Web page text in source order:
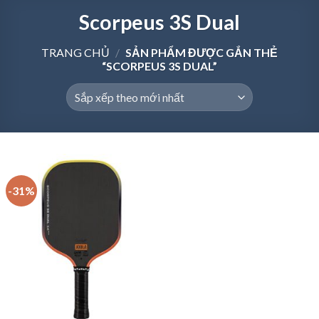
Scorpeus 3S Dual
TRANG CHỦ / SẢN PHẨM ĐƯỢC GẮN THẺ
“SCORPEUS 3S DUAL”
-31%